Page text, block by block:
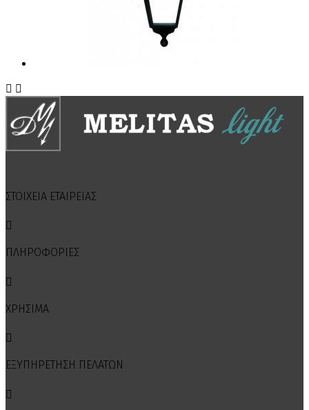
 
ΣΤΟΙΧΕΙΑ ΕΤΑΙΡΕΙΑΣ

ΠΛΗΡΟΦΟΡΙΕΣ

ΧΡΗΣΙΜΑ

ΕΞΥΠΗΡΕΤΗΣΗ ΠΕΛΑΤΩΝ
